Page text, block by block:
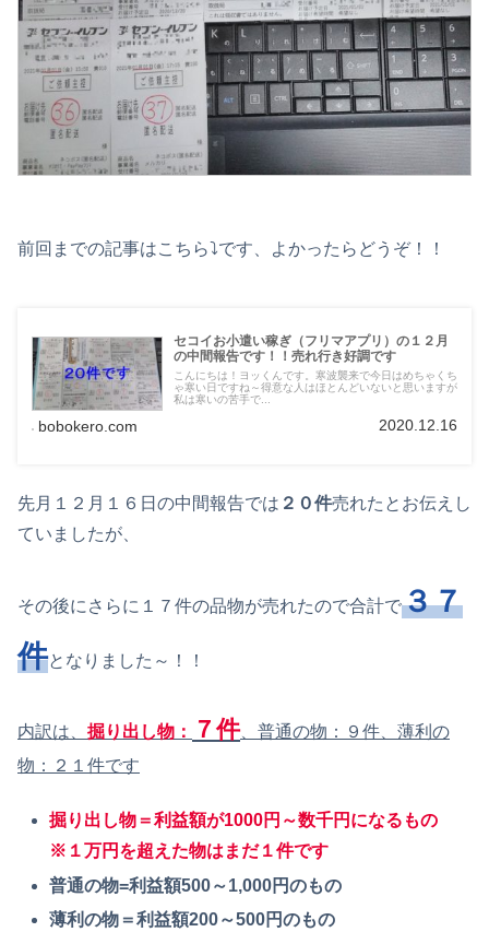
前回までの記事はこちら⤵です、よかったらどうぞ！！
セコイお小遣い稼ぎ（フリマアプリ）の１２月
の中間報告です！！売れ行き好調です
こんにちは！ヨッくんです。寒波襲来で今日はめちゃくち
ゃ寒い日ですね～得意な人はほとんどいないと思いますが
私は寒いの苦手で...
bobokero.com 2020.12.16
先月１２月１６日の中間報告では ２０件売れたとお伝えし
ていましたが、
その後にさらに１７件の品物が売れたので合計で３７
件となりました～！！
内訳は、 掘り出し物： ７件、普通の物：９件、薄利の
物：２１件です
掘り出し物＝利益額が1000円～数千円になるもの
※１万円を超えた物はまだ１件です
普通の物=利益額500～1,000円のもの
薄利の物＝利益額200～500円のもの